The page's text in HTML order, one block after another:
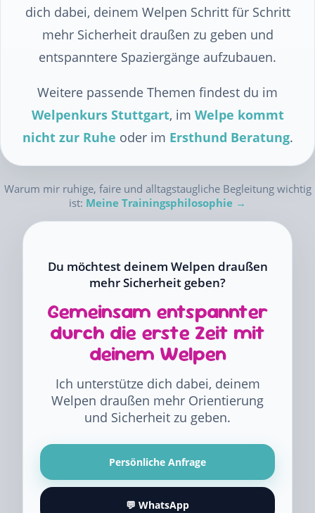
dich dabei, deinem Welpen Schritt für Schritt
mehr Sicherheit draußen zu geben und
entspanntere Spaziergänge aufzubauen.
Weitere passende Themen findest du im
Welpenkurs Stuttgart, im Welpe kommt
nicht zur Ruhe oder im Ersthund Beratung.
Warum mir ruhige, faire und alltagstaugliche Begleitung wichtig
ist: Meine Trainingsphilosophie →
Du möchtest deinem Welpen draußen
mehr Sicherheit geben?
Gemeinsam entspannter
durch die erste Zeit mit
deinem Welpen
Ich unterstütze dich dabei, deinem
Welpen draußen mehr Orientierung
und Sicherheit zu geben.
Persönliche Anfrage
💬 WhatsApp